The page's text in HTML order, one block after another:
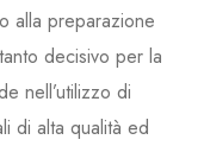
alla preparazione
decisivo per la
nell’utilizzo di
di alta qualità ed